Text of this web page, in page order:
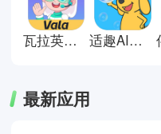
瓦拉英语app 适趣AI中文识字
最新应用